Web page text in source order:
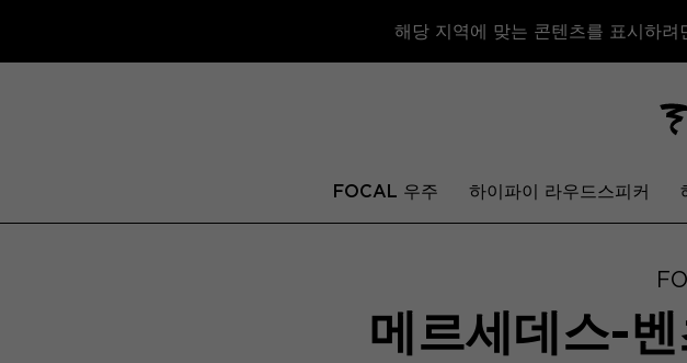
해당 지역에 맞는 콘텐츠를 표시하려
FOCAL 우주 하이파이 라우드스피커
메르세데스-